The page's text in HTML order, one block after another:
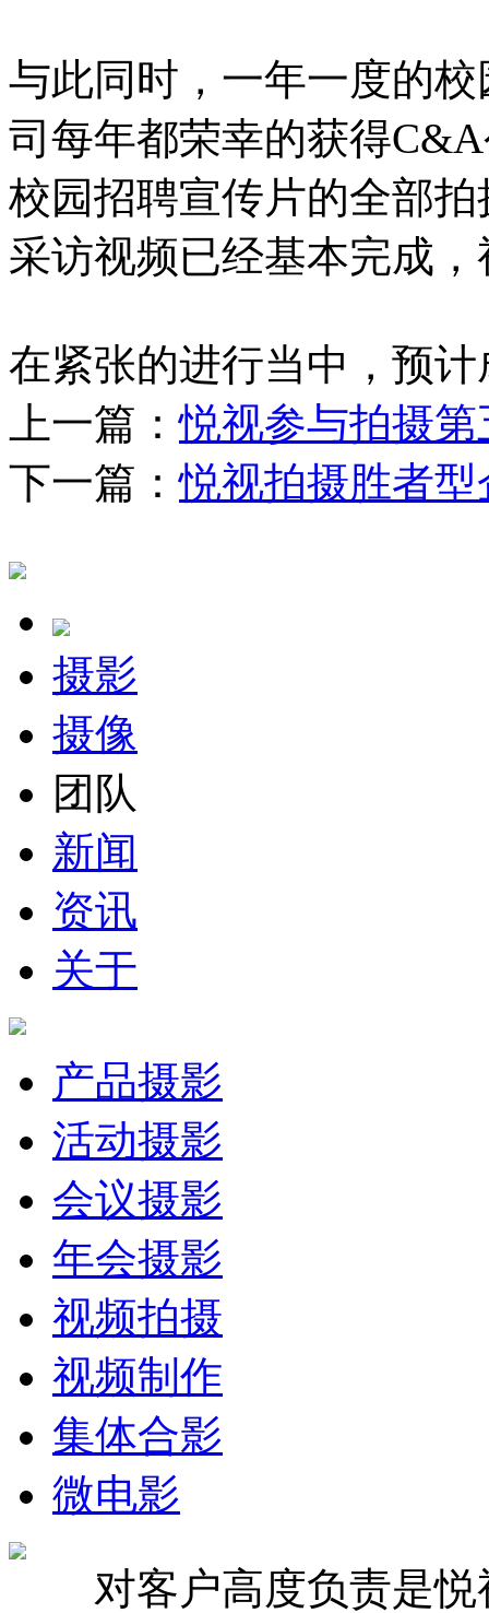
与此同时，一年一度的
司每年都荣幸的获得
校园招聘宣传片的全部
采访视频已经基本完成
在紧张的进行当中，预
上一篇：悦视参与拍摄
下一篇：悦视拍摄胜者
摄影
摄像
团队
新闻
资讯
关于
产品摄影
活动摄影
会议摄影
年会摄影
视频拍摄
视频制作
集体合影
微电影
对客户高度负责是悦